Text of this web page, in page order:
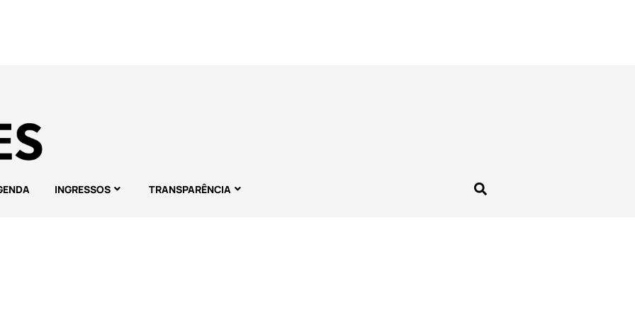
INGRESSOS TRANSPARÊNCIA